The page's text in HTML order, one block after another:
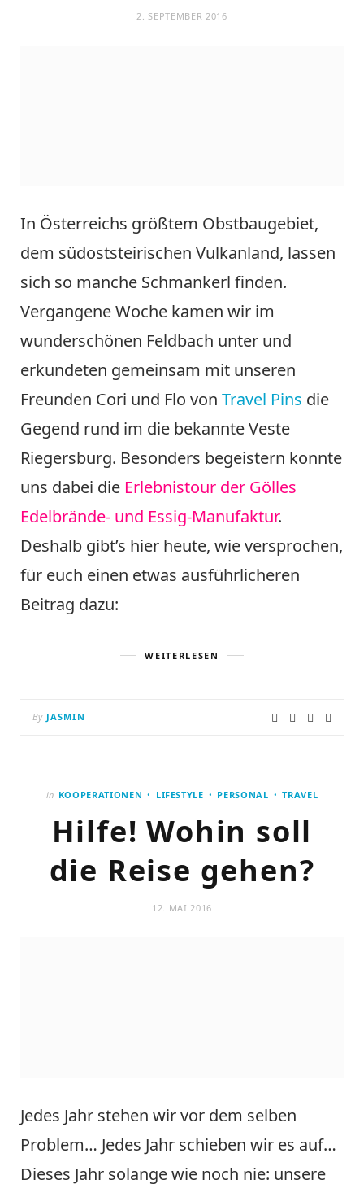
2. SEPTEMBER 2016
In Österreichs größtem Obstbaugebiet,
dem südoststeirischen Vulkanland, lassen
sich so manche Schmankerl finden.
Vergangene Woche kamen wir im
wunderschönen Feldbach unter und
erkundeten gemeinsam mit unseren
Freunden Cori und Flo von Travel Pins die
Gegend rund im die bekannte Veste
Riegersburg. Besonders begeistern konnte
uns dabei die Erlebnistour der Gölles
Edelbrände- und Essig-Manufaktur.
Deshalb gibt’s hier heute, wie versprochen,
für euch einen etwas ausführlicheren
Beitrag dazu:
WEITERLESEN
By JASMIN
in KOOPERATIONEN LIFESTYLE PERSONAL TRAVEL
Hilfe! Wohin soll
die Reise gehen?
12. MAI 2016
Jedes Jahr stehen wir vor dem selben
Problem… Jedes Jahr schieben wir es auf…
Dieses Jahr solange wie noch nie: unsere